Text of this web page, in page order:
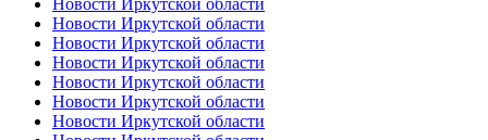
Новости Иркутской области
Новости Иркутской области
Новости Иркутской области
Новости Иркутской области
Новости Иркутской области
Новости Иркутской области